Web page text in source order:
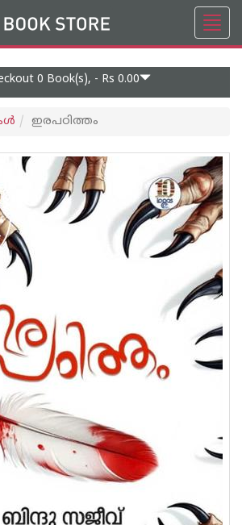
0 Book(s), - Rs 0.00
ഇരപഠിത്തം